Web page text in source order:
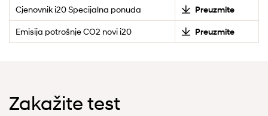
Cjenovnik i20 Specijalna ponuda Preuzmite
Emisija potrošnje CO2 novi i20 Preuzmite
Zakažite test